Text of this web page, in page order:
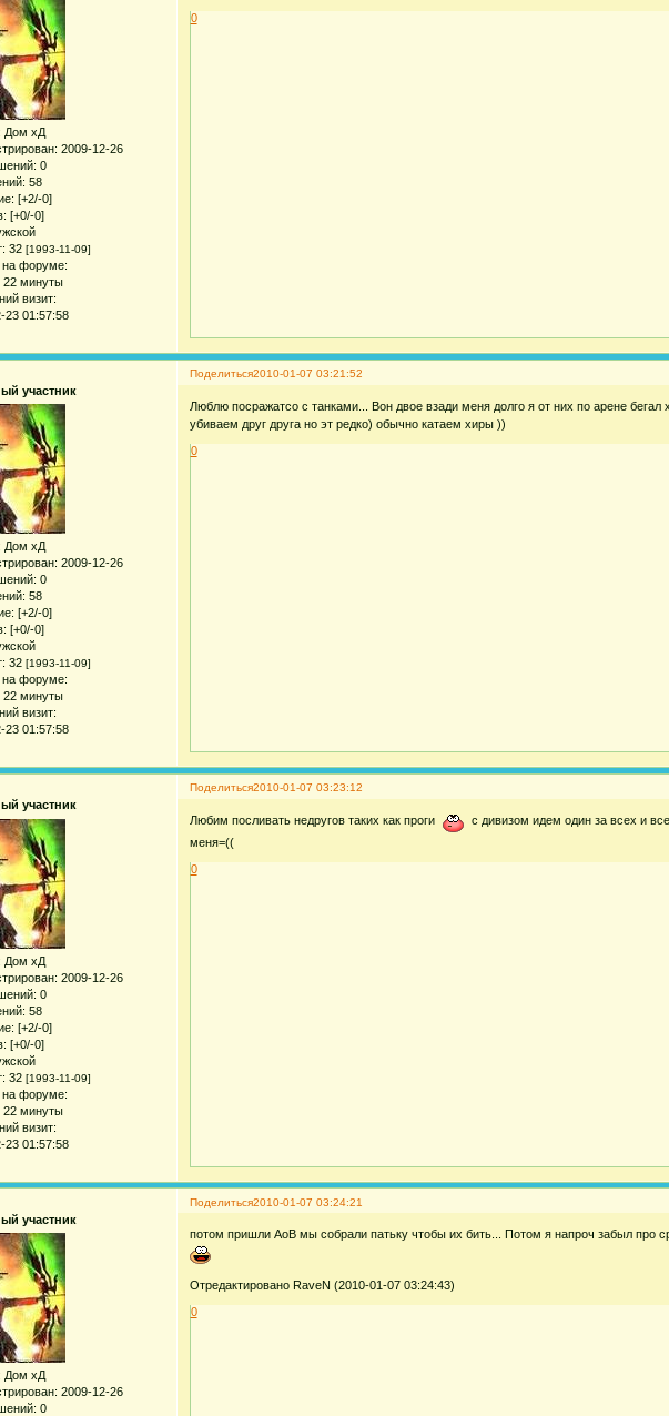
Дом хД
: 2009-12-26
0
58
[+2/-0]
[+0/-0]
32 [1993-11-09]
на форуме:
22 минуты
визит:
23 01:57:58
0
Поделиться2010-01-07 03:21:52
участник
Дом хД
: 2009-12-26
0
58
[+2/-0]
[+0/-0]
32 [1993-11-09]
на форуме:
22 минуты
визит:
23 01:57:58
Люблю посражатсо с танками... Вон двое взади меня долго я от них по арене
убиваем друг друга но эт редко) обычно катаем хиры ))
0
Поделиться2010-01-07 03:23:12
участник
Дом хД
: 2009-12-26
0
58
[+2/-0]
[+0/-0]
32 [1993-11-09]
на форуме:
22 минуты
визит:
23 01:57:58
Любим посливать недругов таких как проги
с дивизом идем один за всех и
меня=((
0
Поделиться2010-01-07 03:24:21
участник
Дом хД
: 2009-12-26
0
потом пришли АоВ мы собрали патьку чтобы их бить... Потом я напроч забыл про
Отредактировано RaveN (2010-01-07 03:24:43)
0